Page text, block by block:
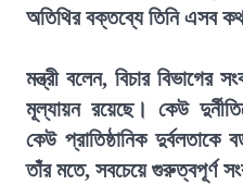
অতিথির বক্তব্যে তিনি এসব
মন্ত্রী বলেন, বিচার বিভাগের
মূল্যায়ন রয়েছে। কেউ
কেউ প্রাতিষ্ঠানিক
তাঁর মতে, সবচেয়ে গুরুত্বপূর্ণ